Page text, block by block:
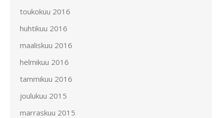
toukokuu 2016
huhtikuu 2016
maaliskuu 2016
helmikuu 2016
tammikuu 2016
joulukuu 2015
marraskuu 2015